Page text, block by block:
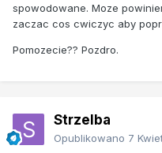
spowodowane. Moze
zaczac cos cwiczyc aby
Pomozecie?? Pozdro.
Strzelba
Opublikowano 7